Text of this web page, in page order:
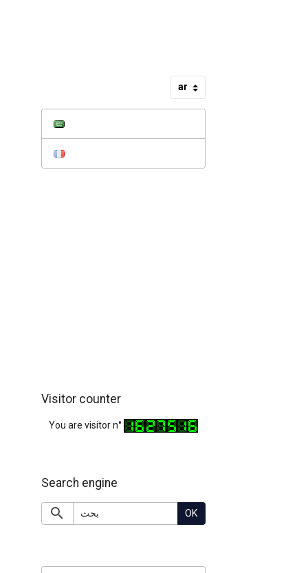
Visitor counter
You are visitor n°
Search engine
OK